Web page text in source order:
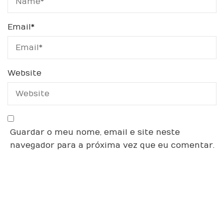
Email*
Website
Guardar o meu nome, email e site neste
navegador para a próxima vez que eu comentar.